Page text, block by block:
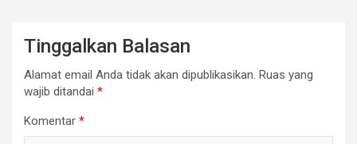
Tinggalkan Balasan
Alamat email Anda tidak akan dipublikasikan. Ruas yang
wajib ditandai *
Komentar *